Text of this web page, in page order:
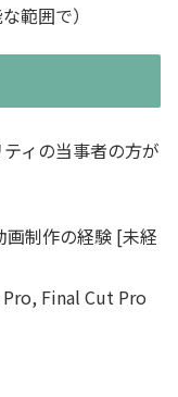
範囲で）
ィの当事者の方が
制作の経験 [未経
Final Cut Pro